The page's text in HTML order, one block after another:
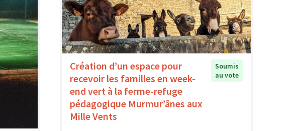
Création d’un espace pour
recevoir les familles en week-
end vert à la ferme-refuge
pédagogique Murmur’ânes aux
Mille Vents
Soumis
au vote